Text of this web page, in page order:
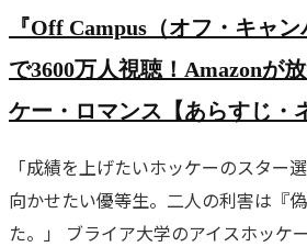
『Off Campus（オフ・キャ
で3600万人視聴！Amazonが
ケー・ロマンス【あらすじ・
「成績を上げたいホッケーのスター
向かせたい優等生。二人の利害は『
た。」 ブライア大学のアイスホッケ